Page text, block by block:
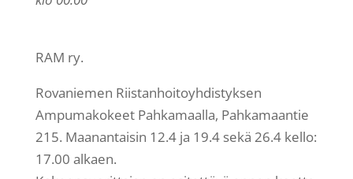
RAM ry.
Rovaniemen Riistanhoitoyhdistyksen
Ampumakokeet Pahkamaalla, Pahkamaantie
215. Maanantaisin 12.4 ja 19.4 sekä 26.4 kello:
17.00 alkaen.